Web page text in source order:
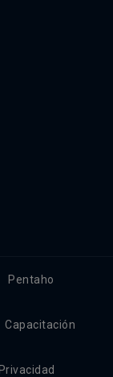
Pentaho
Capacitación